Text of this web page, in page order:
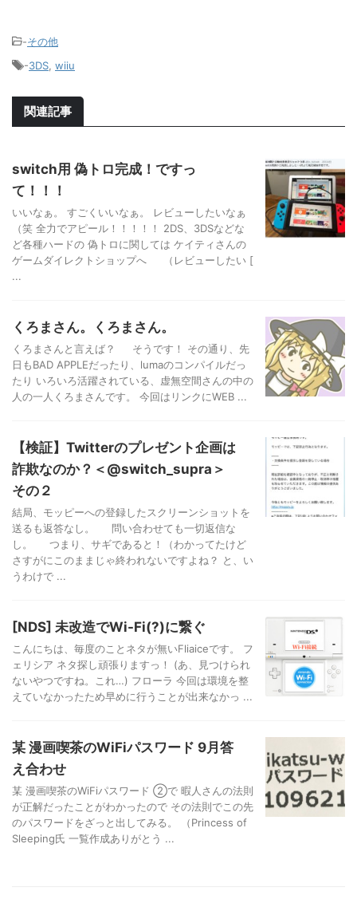
-その他
-3DS wiiu
関連記事
switch用 偽トロ完成！ですっ
て！！！
いいなぁ。 すごくいいなぁ。 レビューしたいなぁ
（笑 全力でアピール！！！！！ 2DS、3DSなどな
ど各種ハードの 偽トロに関しては ケイティさんの
ゲームダイレクトショップへ （レビューしたい [
...
くろまさん。くろまさん。
くろまさんと言えば？ そうです！ その通り、先
日もBAD APPLEだったり、lumaのコンパイルだっ
たり いろいろ活躍されている、虚無空間さんの中の
人の一人くろまさんです。 今回はリンクにWEB ...
【検証】Twitterのプレゼント企画は
詐欺なのか？＜@switch_supra＞
その２
結局、モッピーへの登録したスクリーンショットを
送るも返答なし。 問い合わせても一切返信な
し。 つまり、サギであると！（わかってたけど
さすがにこのままじゃ終われないですよね？ と、い
うわけで ...
[NDS] 未改造でWi-Fi(?)に繋ぐ
こんにちは、毎度のことネタが無いFliaiceです。 フ
ェリシア ネタ探し頑張りますっ！ (あ、見つけられ
ないやつですね。これ…) フローラ 今回は環境を整
えていなかったため早めに行うことが出来なかっ ...
某 漫画喫茶のWiFiパスワード 9月答
え合わせ
某 漫画喫茶のWiFiパスワード ②で 暇人さんの法則
が正解だったことがわかったので その法則でこの先
のパスワードをざっと出してみる。 （Princess of
Sleeping氏 一覧作成ありがとう ...